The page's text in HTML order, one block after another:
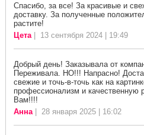
Спасибо, за все! За красивые и
доставку. За полученные
растите!
Цета| 13 сентября 2024 | 19:49
Добрый день! Заказывала от
Переживала. НО!!! Напрасно!
свежие и точь-в-точь как на
профессионализм и качественную
Вам!!!!
Анна| 28 января 2025 | 16:02